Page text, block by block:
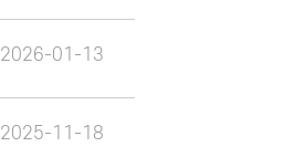
2026-01-13
2025-11-18